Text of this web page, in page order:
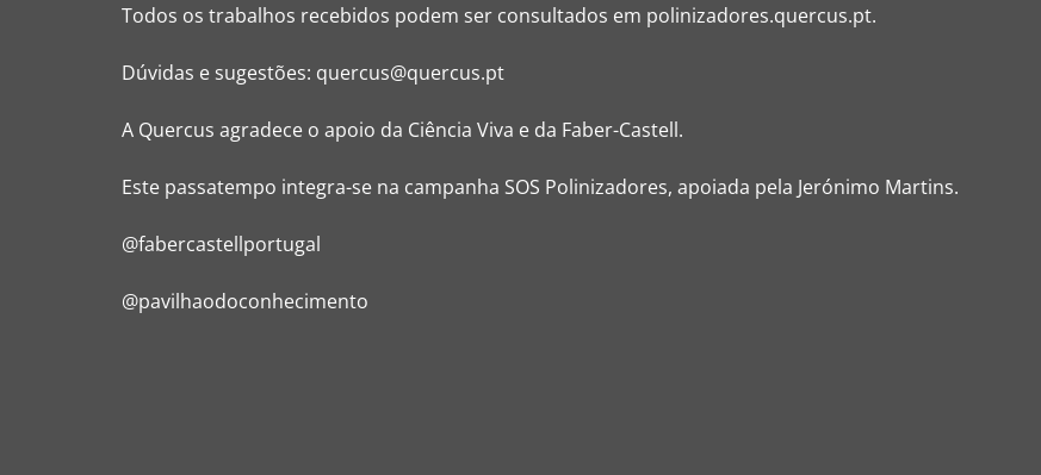
Todos os trabalhos recebidos podem ser consultados em polinizadores.quercus.pt.
Dúvidas e sugestões: quercus@quercus.pt
A Quercus agradece o apoio da Ciência Viva e da Faber-Castell.
Este passatempo integra-se na campanha SOS Polinizadores, apoiada pela Jerónimo Martins.
@fabercastellportugal
@pavilhaodoconhecimento